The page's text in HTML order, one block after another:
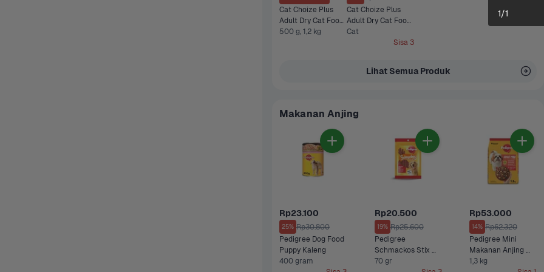
Cat Choize Plus
Adult Dry Cat Food
Tuna & Mackerel
500 g, 1,2 kg
Cat Choize Plus
Adult Dry Cat Food
Tuna & Salmon 1,2
Cat
Sisa 3
Lihat Semua Produk
Makanan Anjing
Rp23.100
25% Rp30.800
Pedigree Dog Food
Puppy Kaleng
400 gram
Rp20.500
19% Rp25.600
Pedigree
Schmackos Stix
Snack Anjing Rasa
70 gr
Rp53.000
14% Rp62.320
Pedigree Mini
Makanan Anjing
Kering Daging Sapi,
1,3 kg
1/1